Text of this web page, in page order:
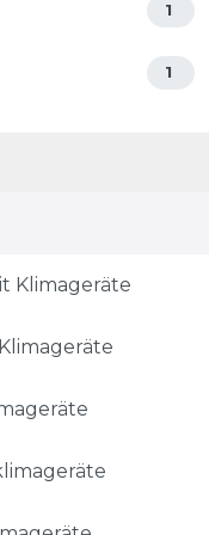
1
1
Klimageräte